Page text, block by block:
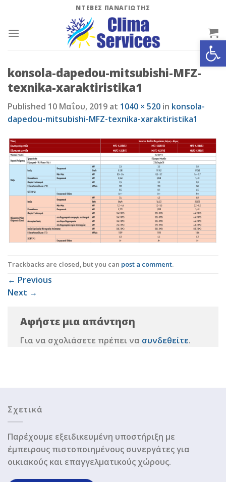
content
ΝΤΕΒΕΣ ΠΑΝΑΓΙΩΤΗΣ
konsola-dapedou-mitsubishi-MFZ-
texnika-xaraktiristika1
Published 10 Μαΐου, 2019 at 1040 × 520 in konsola-
dapedou-mitsubishi-MFZ-texnika-xaraktiristika1
Trackbacks are closed, but you can post a comment.
← Previous
Next →
Αφήστε μια απάντηση
Για να σχολιάσετε πρέπει να συνδεθείτε.
Σχετικά
Παρέχουμε εξειδικευμένη υποστήριξη με
έμπειρους πιστοποιημένους συνεργάτες για
οικιακούς και επαγγελματικούς χώρους.